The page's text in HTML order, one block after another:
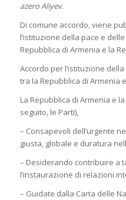
azero Aliyev.
Di comune accordo, viene
l’istituzione della pace e
Repubblica di Armenia e la
Accordo per l’istituzione
tra la Repubblica di Armenia
La Repubblica di Armenia e
seguito, le Parti),
– Consapevoli dell’urgente
giusta, globale e duratura
– Desiderando contribuire a
l’instaurazione di relazioni
– Guidate dalla Carta delle